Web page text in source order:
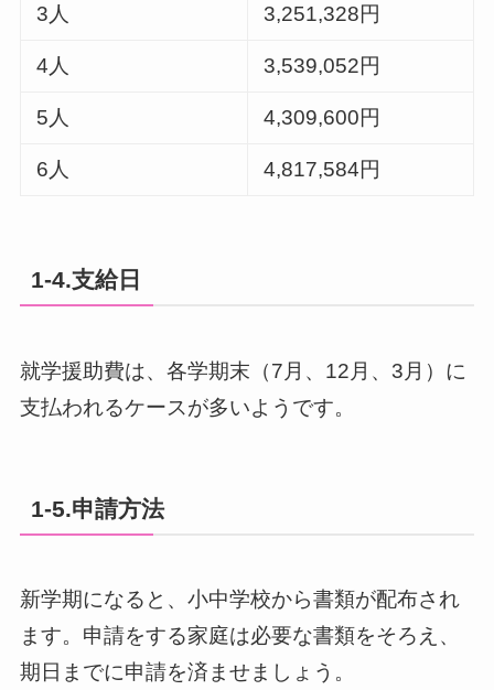
3人 3,251,328円
4人 3,539,052円
5人 4,309,600円
6人 4,817,584円
1-4.支給日
就学援助費は、各学期末（7月、12月、3月）に
支払われるケースが多いようです。
1-5.申請方法
新学期になると、小中学校から書類が配布され
ます。申請をする家庭は必要な書類をそろえ、
期日までに申請を済ませましょう。